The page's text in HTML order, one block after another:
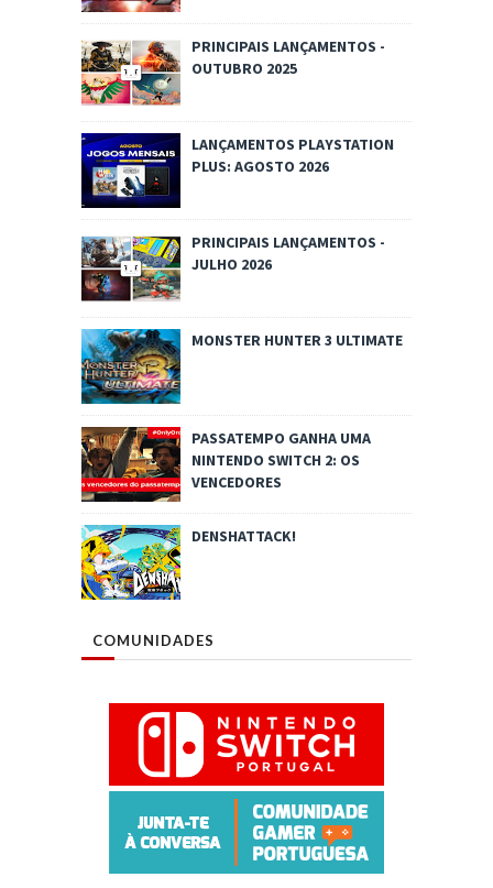
PRINCIPAIS LANÇAMENTOS -
OUTUBRO 2025
LANÇAMENTOS PLAYSTATION
PLUS: AGOSTO 2026
PRINCIPAIS LANÇAMENTOS -
JULHO 2026
MONSTER HUNTER 3 ULTIMATE
PASSATEMPO GANHA UMA
NINTENDO SWITCH 2: OS
VENCEDORES
DENSHATTACK!
COMUNIDADES